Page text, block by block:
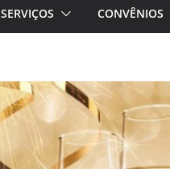
SERVIÇOS CONVÊNIOS